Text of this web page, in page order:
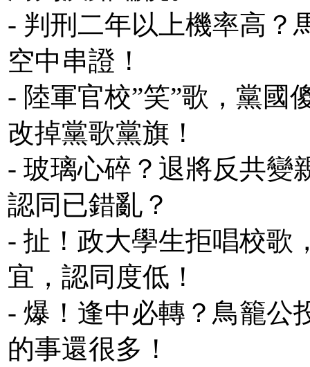
- 判刑二年以上機率高？
空中串證！
- 陸軍官校”笑”歌，黨國
改掉黨歌黨旗！
- 玻璃心碎？退將反共變
認同已錯亂？
- 扯！政大學生拒唱校歌
宜，認同度低！
- 爆！逢中必轉？鳥籠公
的事還很多！